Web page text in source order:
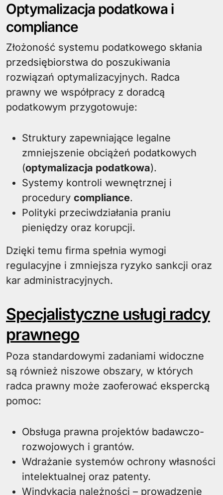
Optymalizacja podatkowa i
compliance
Złożoność systemu podatkowego skłania
przedsiębiorstwa do poszukiwania
rozwiązań optymalizacyjnych. Radca
prawny we współpracy z doradcą
podatkowym przygotowuje:
Struktury zapewniające legalne
zmniejszenie obciążeń podatkowych
(optymalizacja podatkowa).
Systemy kontroli wewnętrznej i
procedury compliance.
Polityki przeciwdziałania praniu
pieniędzy oraz korupcji.
Dzięki temu firma spełnia wymogi
regulacyjne i zmniejsza ryzyko sankcji oraz
kar administracyjnych.
Specjalistyczne usługi radcy
prawnego
Poza standardowymi zadaniami widoczne
są również niszowe obszary, w których
radca prawny może zaoferować ekspercką
pomoc:
Obsługa prawna projektów badawczo-
rozwojowych i grantów.
Wdrażanie systemów ochrony własności
intelektualnej oraz patenty.
Windykacja należności – prowadzenie